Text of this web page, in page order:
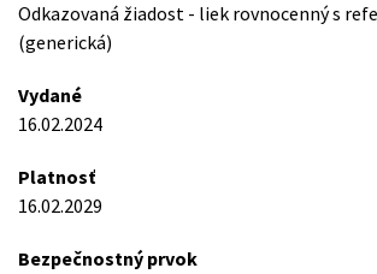
Odkazovaná žiadost - liek rovnocenný s
(generická)
Vydané
16.02.2024
Platnosť
16.02.2029
Bezpečnostný prvok